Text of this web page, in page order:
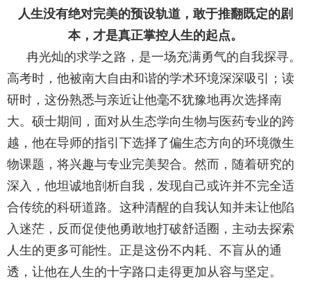
人生没有绝对完美的预设轨道，敢于推翻既定的剧
本，才是真正掌控人生的起点。
冉光灿的求学之路，是一场充满勇气的自我探寻。
高考时，他被南大自由和谐的学术环境深深吸引；读
研时，这份熟悉与亲近让他毫不犹豫地再次选择南
大。硕士期间，面对从生态学向生物与医药专业的跨
越，他在导师的指引下选择了偏生态方向的环境微生
物课题，将兴趣与专业完美契合。然而，随着研究的
深入，他坦诚地剖析自我，发现自己或许并不完全适
合传统的科研道路。这种清醒的自我认知并未让他陷
入迷茫，反而促使他勇敢地打破舒适圈，主动去探索
人生的更多可能性。正是这份不内耗、不盲从的通
透，让他在人生的十字路口走得更加从容与坚定。